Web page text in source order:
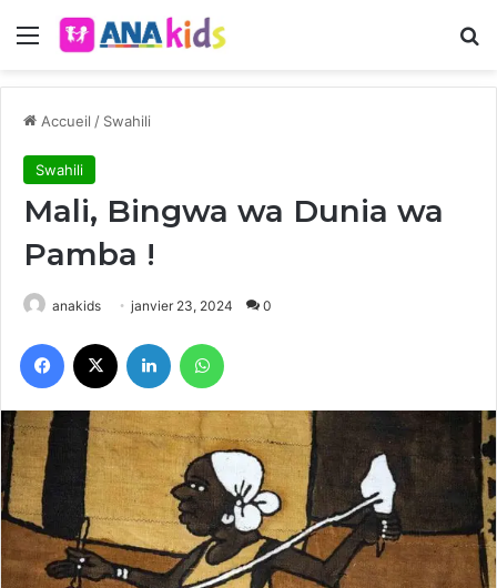
Menu
Accueil / Swahili
Swahili
Mali, Bingwa wa Dunia wa
Pamba !
anakids janvier 23, 2024 0
Facebook Linkedin